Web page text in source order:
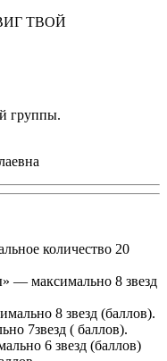
ТВОЙ
группы.
количество 20
— максимально 8 звезд
8 звезд (баллов).
7звезд ( баллов).
6 звезд (баллов)